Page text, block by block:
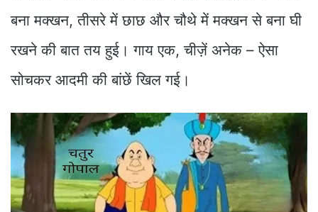
बना मक्खन, तीसरे में छाछ और चौथे में मक्खन से बना घी
रखने की बात तय हुई। गाय एक, चीज़ें अनेक – ऐसा
सोचकर आदमी की बांछें खिल गई।